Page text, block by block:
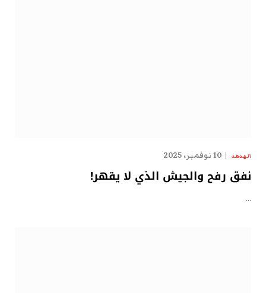
الهدهد 10 نوفمبر، 2025
نفق رفح والجيش الذي لا يقهر!
…